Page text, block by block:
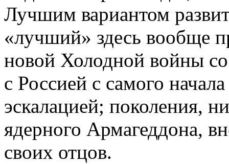
Лучшим вариантом
«лучший» здесь вообще
новой Холодной войны
с Россией с самого
эскалацией; поколения,
ядерного Армагеддона,
своих отцов.